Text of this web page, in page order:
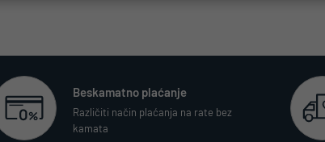
Beskamatno plaćanje
Različiti način plaćanja na rate bez
kamata